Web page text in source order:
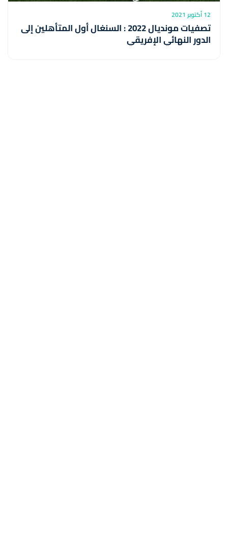
12 أكتوبر 2021
تصفيات مونديال 2022 : السنغال أول المتأهلين إلى
الدور النهائي الإفريقي